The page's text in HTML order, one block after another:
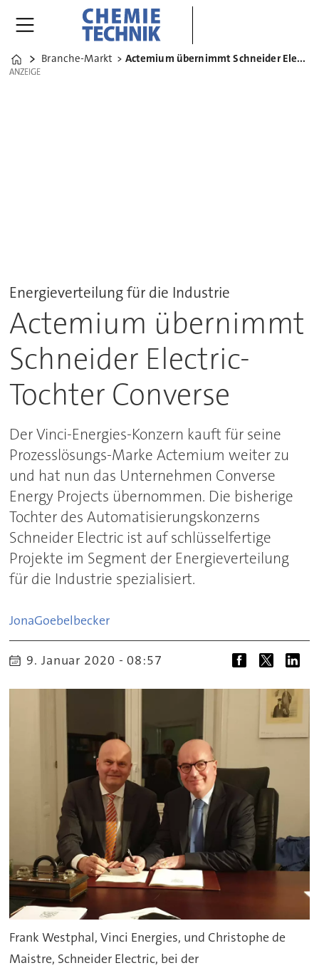
Home
Branche-Markt Actemium übernimmt Schneider Electric-Tochter Converse
ANZEIGE
ANZEIGE
Energieverteilung für die Industrie
Actemium übernimmt
Schneider Electric-
Tochter Converse
Der Vinci-Energies-Konzern kauft für seine
Prozesslösungs-Marke Actemium weiter zu
und hat nun das Unternehmen Converse
Energy Projects übernommen. Die bisherige
Tochter des Automatisierungskonzerns
Schneider Electric ist auf schlüsselfertige
Projekte im Segment der Energieverteilung
für die Industrie spezialisiert.
JonaGoebelbecker
9. Januar 2020 - 08:57
Frank Westphal, Vinci Energies, und Christophe de
Maistre, Schneider Electric, bei der